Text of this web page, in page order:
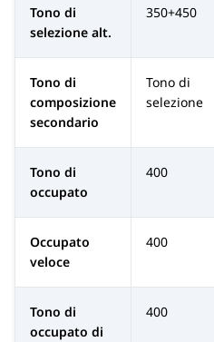
Tono di
selezione alt.
350+450
Tono di
composizione
secondario
Tono di
selezione
Tono di
occupato
400
Occupato
veloce
400
Tono di
occupato di
400